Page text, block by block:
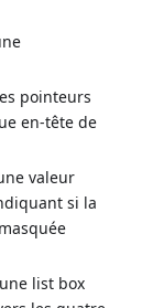
pointeurs
en-tête de
valeur
si la
list box